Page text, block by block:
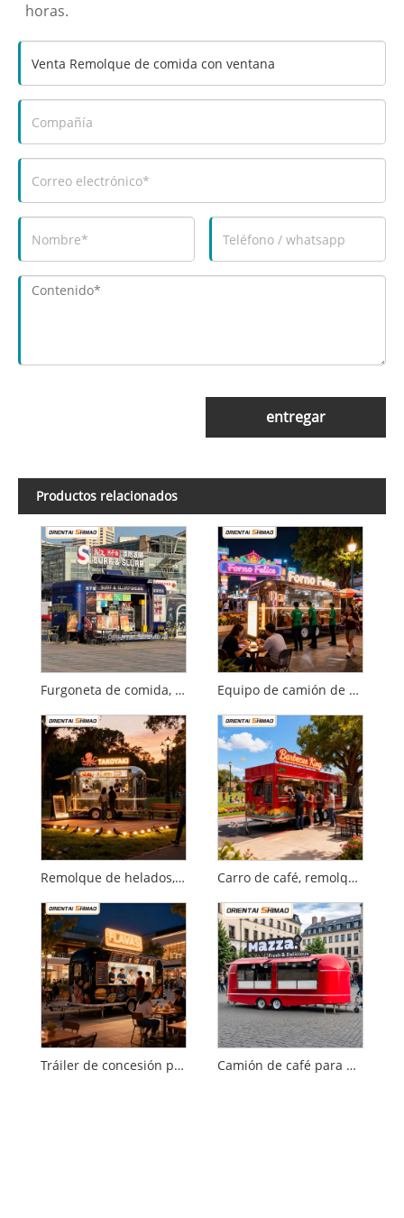
horas.
entregar
Productos relacionados
Furgoneta de comida, camión de comida usado a la venta, cocina móvil, catering, remolque de comida, camión de comida Equipo de camión de comida Equipo de cocina comercial Catering Remolque de comida móvil Camión de comida
Remolque de helados, comida callejera, catering móvil, remolque de comida, camión de comida Carro de café, remolque de café móvil, carro eléctrico cerrado, restaurante, Catering, remolque de comida, camión de comida comercial
Tráiler de concesión para festivales de música Camión de café para desayuno en el parque de oficinas